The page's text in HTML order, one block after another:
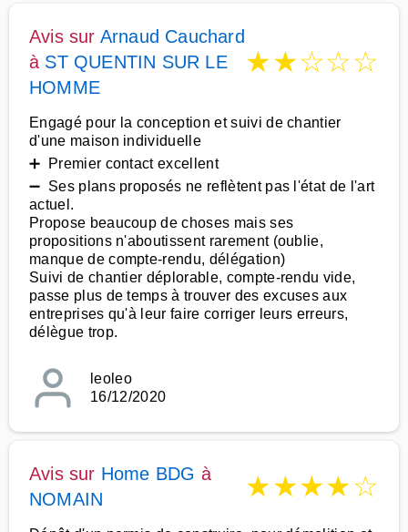
Avis sur Arnaud Cauchard
à ST QUENTIN SUR LE
HOMME
★★☆☆☆
Engagé pour la conception et suivi de chantier
d'une maison individuelle
➕ Premier contact excellent
➖ Ses plans proposés ne reflètent pas l'état de l'art
actuel.
Propose beaucoup de choses mais ses
propositions n'aboutissent rarement (oublie,
manque de compte-rendu, délégation)
Suivi de chantier déplorable, compte-rendu vide,
passe plus de temps à trouver des excuses aux
entreprises qu'à leur faire corriger leurs erreurs,
délègue trop.
leoleo
16/12/2020
Avis sur Home BDG à
NOMAIN
★★★★☆